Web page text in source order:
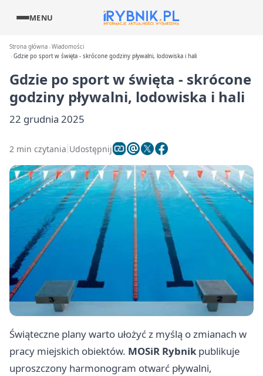
MENU
Strona główna Wiadomości
Gdzie po sport w święta - skrócone godziny pływalni, lodowiska i hali
Gdzie po sport w święta - skrócone
godziny pływalni, lodowiska i hali
22 grudnia 2025
2 min czytania Udostępnij
Świąteczne plany warto ułożyć z myślą o zmianach w
pracy miejskich obiektów. MOSiR Rybnik publikuje
uproszczony harmonogram otwarć pływalni,